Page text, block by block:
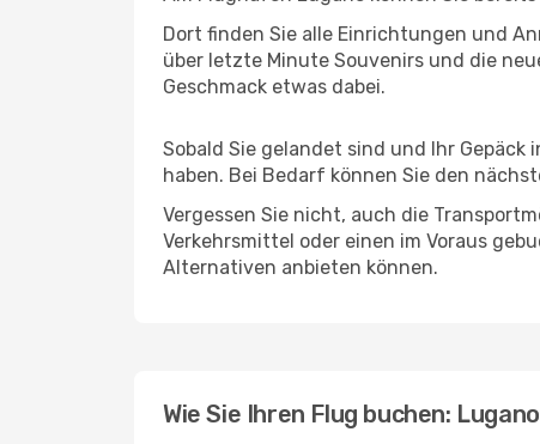
Dort finden Sie alle Einrichtungen und
über letzte Minute Souvenirs und die
Geschmack etwas dabei.
Sobald Sie gelandet sind und Ihr
haben. Bei Bedarf können Sie den
Vergessen Sie nicht, auch die
Verkehrsmittel oder einen im Voraus
Alternativen anbieten können.
Wie Sie Ihren Flug buchen: